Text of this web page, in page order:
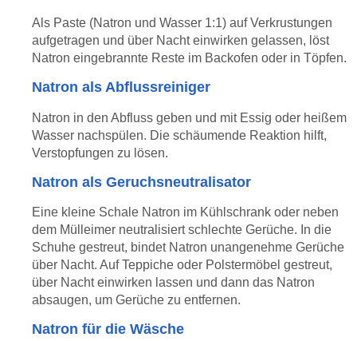
Als Paste (Natron und Wasser 1:1) auf Verkrustungen
aufgetragen und über Nacht einwirken gelassen, löst
Natron eingebrannte Reste im Backofen oder in Töpfen.
Natron als Abflussreiniger
Natron in den Abfluss geben und mit Essig oder heißem
Wasser nachspülen. Die schäumende Reaktion hilft,
Verstopfungen zu lösen.
Natron als Geruchsneutralisator
Eine kleine Schale Natron im Kühlschrank oder neben
dem Mülleimer neutralisiert schlechte Gerüche. In die
Schuhe gestreut, bindet Natron unangenehme Gerüche
über Nacht. Auf Teppiche oder Polstermöbel gestreut,
über Nacht einwirken lassen und dann das Natron
absaugen, um Gerüche zu entfernen.
Natron für die Wäsche